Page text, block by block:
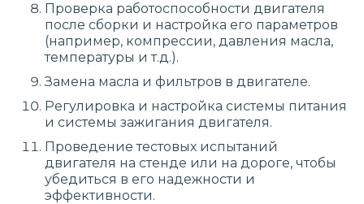
Проверка работоспособности двигателя
после сборки и настройка его параметров
(например, компрессии, давления масла,
температуры и т.д.).
Замена масла и фильтров в двигателе.
Регулировка и настройка системы питания
и системы зажигания двигателя.
Проведение тестовых испытаний
двигателя на стенде или на дороге, чтобы
убедиться в его надежности и
эффективности.